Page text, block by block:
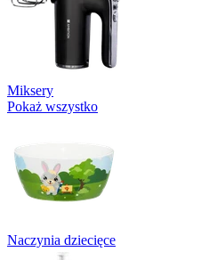
Miksery
Pokaż wszystko
Naczynia dziecięce